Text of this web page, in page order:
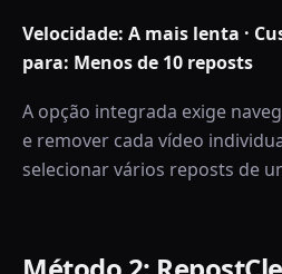
Velocidade: A mais lenta ·
para: Menos de 10 reposts
A opção integrada exige
e remover cada vídeo
selecionar vários reposts de